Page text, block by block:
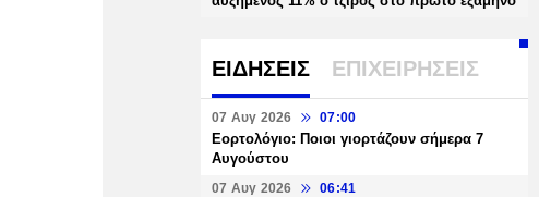
ΕΙΔΗΣΕΙΣ ΕΠΙΧΕΙΡΗΣΕΙΣ
07 Αυγ 2026 07:00
Εορτολόγιο: Ποιοι γιορτάζουν σήμερα 7
Αυγούστου
07 Αυγ 2026 06:41